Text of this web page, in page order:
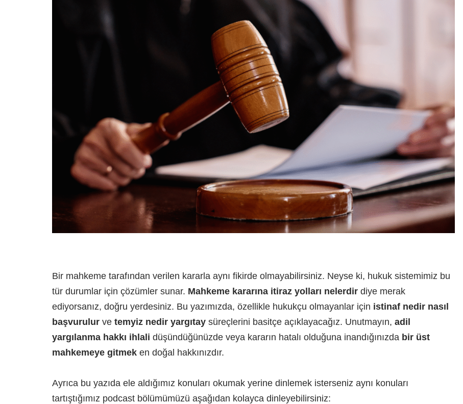
Bir mahkeme tarafından verilen kararla aynı fikirde olmayabilirsiniz. Neyse ki, hukuk sistemimiz bu
tür durumlar için çözümler sunar. Mahkeme kararına itiraz yolları nelerdir diye merak
ediyorsanız, doğru yerdesiniz. Bu yazımızda, özellikle hukukçu olmayanlar için istinaf nedir nasıl
başvurulur ve temyiz nedir yargıtay süreçlerini basitçe açıklayacağız. Unutmayın, adil
yargılanma hakkı ihlali düşündüğünüzde veya kararın hatalı olduğuna inandığınızda bir üst
mahkemeye gitmek en doğal hakkınızdır.
Ayrıca bu yazıda ele aldığımız konuları okumak yerine dinlemek isterseniz aynı konuları
tartıştığımız podcast bölümümüzü aşağıdan kolayca dinleyebilirsiniz: